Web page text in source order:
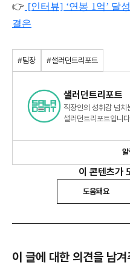
👉 [인터뷰] ‘연봉 1억’ 달
결은
#팀장 #샐러던트리포트
샐러던트리포트
직장인의 성취감 넘치
샐러던트리포트입니
알
이 콘텐츠가
도움돼요
이 글에 대한 의견을 남겨